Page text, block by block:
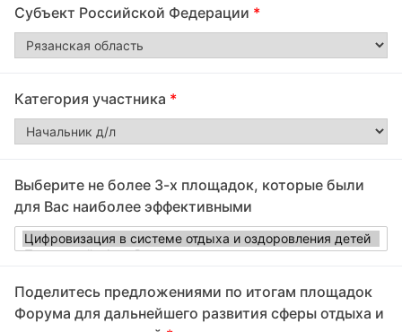
Субъект Российской Федерации *
Категория участника *
Выберите не более 3-х площадок, которые были
для Вас наиболее эффективными
Поделитесь предложениями по итогам площадок
Форума для дальнейшего развития сферы отдыха и